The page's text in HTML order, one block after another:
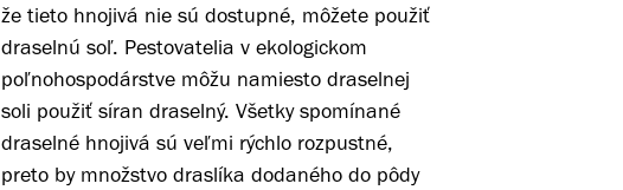
že tieto hnojivá nie sú dostupné, môžete použiť
draselnú soľ. Pestovatelia v ekologickom
poľnohospodárstve môžu namiesto draselnej
soli použiť síran draselný. Všetky spomínané
draselné hnojivá sú veľmi rýchlo rozpustné,
preto by množstvo draslíka dodaného do pôdy